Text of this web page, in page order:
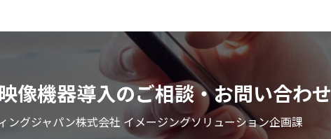
像機器導入のご相談・お問い合わせ
ングジャパン株式会社 イメージングソリューション企画課